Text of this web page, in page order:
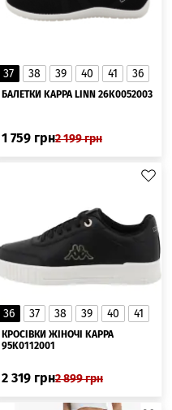
37 38 39 40 41 36
БАЛЕТКИ KAPPA LINN 26K0052003
1 759 грн2 199грн
36 37 38 39 40 41
КРОСІВКИ ЖІНОЧІ KAPPA
95K0112001
2 319 грн2 899грн